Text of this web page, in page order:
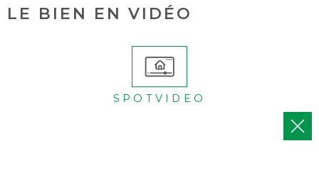
LE BIEN EN VIDÉO
SPOTVIDEO